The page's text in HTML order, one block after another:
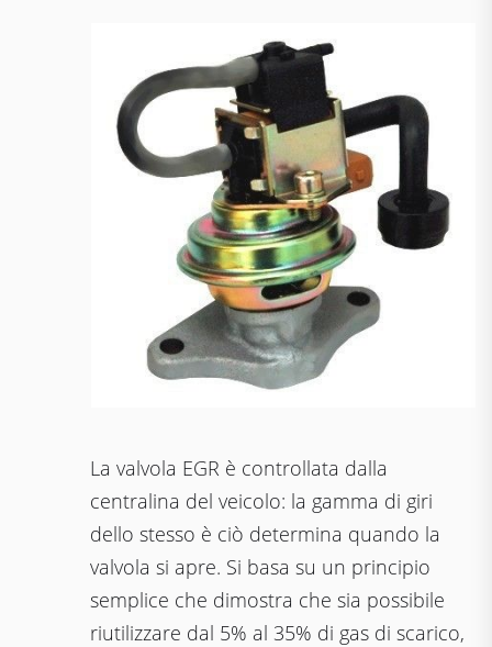
La valvola EGR è controllata dalla
centralina del veicolo: la gamma di giri
dello stesso è ciò determina quando la
valvola si apre. Si basa su un principio
semplice che dimostra che sia possibile
riutilizzare dal 5% al ​​35% di gas di scarico,